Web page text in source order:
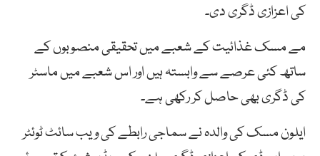
کی اعزازی ڈگری دی۔
مے مسک غذائیت کے شعبے میں تحقیقی منصوبوں کے
ساتھ کئی عرصے سے وابستہ ہیں اور اس شعبے میں ماسٹر
کی ڈگری بھی حاصل کر رکھی ہے۔
ایلون مسک کی والدہ نے سماجی رابطے کی ویب سائٹ ٹوئٹر